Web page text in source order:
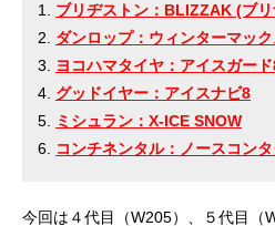
ブリヂストン：BLIZZAK (ブ
ダンロップ：ウィンターマッ
ヨコハマタイヤ：アイスガー
グッドイヤー：アイスナビ8
ミシュラン：X-ICE SNOW
コンチネンタル：ノースコン
今回は４代目（W205）、５代目（